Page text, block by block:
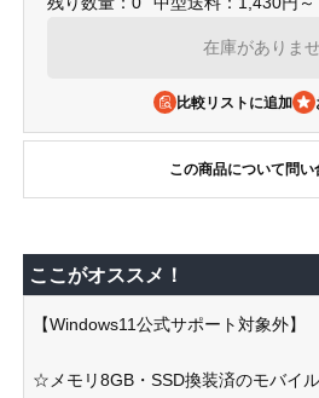
在庫がありま
比較リストに追加
この商品について問い
ここがオススメ！
【Windows11公式サポート対象外】
☆メモリ8GB・SSD換装済のモバイ